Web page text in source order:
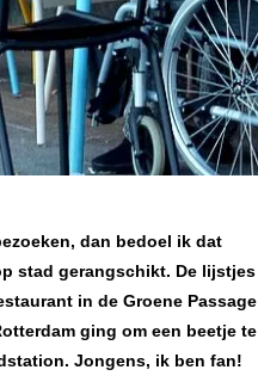
dan bedoel ik dat
stad gerangschikt. De lijstjes
in de Groene Passage
ging om een beetje te
Jongens, ik ben fan!